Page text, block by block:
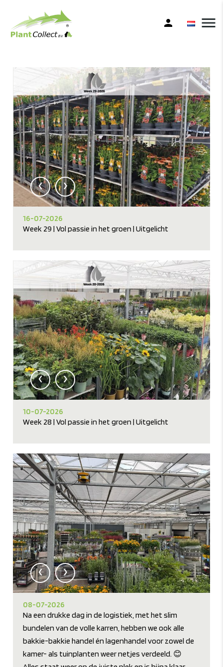
menu
person
‹ ›
16-07-2026
Week 29 | Vol passie in het groen | Uitgelicht
‹ ›
10-07-2026
Week 28 | Vol passie in het groen | Uitgelicht
‹ ›
08-07-2026
Na een drukke dag in de logistiek, met het slim
bundelen van de volle karren, hebben we ook alle
bakkie-bakkie handel én lagenhandel voor zowel de
kamer- als tuinplanten weer netjes verdeeld. 😊